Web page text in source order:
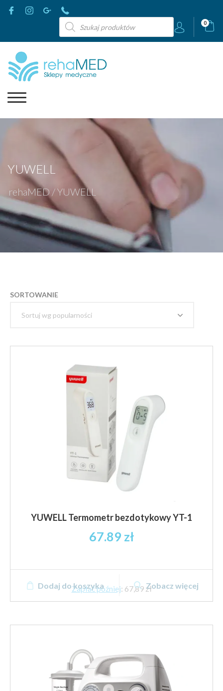
Wyszukiwarka
produktów
0
YUWELL
rehaMED /YUWELL
SORTOWANIE
YUWELL Termometr bezdotykowy YT-1
67.89 zł
Zapłać później: 67,89 zł
Dodaj do koszyka Zobacz więcej